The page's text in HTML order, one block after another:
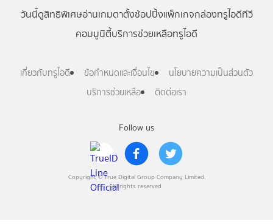
Follow us
Copyright © True Digital Group Company Limited.
All rights reserved
วันนี้ดูสิทธิพิเศษอ่านเกมตาตั้งช้อปปิ้งแพ็กเกจกล่องทรูไอดีทีวี
คอมมูนิตี้บริการช่วยเหลือทรูไอดี
เกี่ยวกับทรูไอดี ข้อกำหนดและเงื่อนไข
นโยบายความเป็นส่วนตัว
บริการช่วยเหลือ
ติดต่อเรา